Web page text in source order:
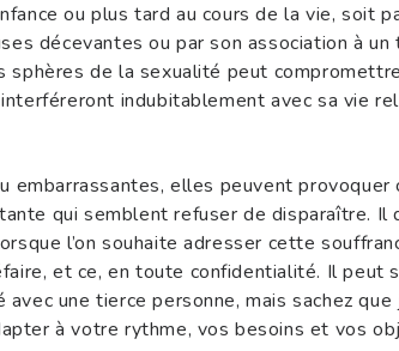
ou plus tard au cours de la vie, soit
décevantes ou par son association à un
sphères de la sexualité peut
indubitablement avec sa vie
elles peuvent provoquer
qui semblent refuser de disparaître. Il
l’on souhaite adresser cette
et ce, en toute confidentialité. Il peut
une tierce personne, mais sachez que
à votre rythme, vos besoins et vos